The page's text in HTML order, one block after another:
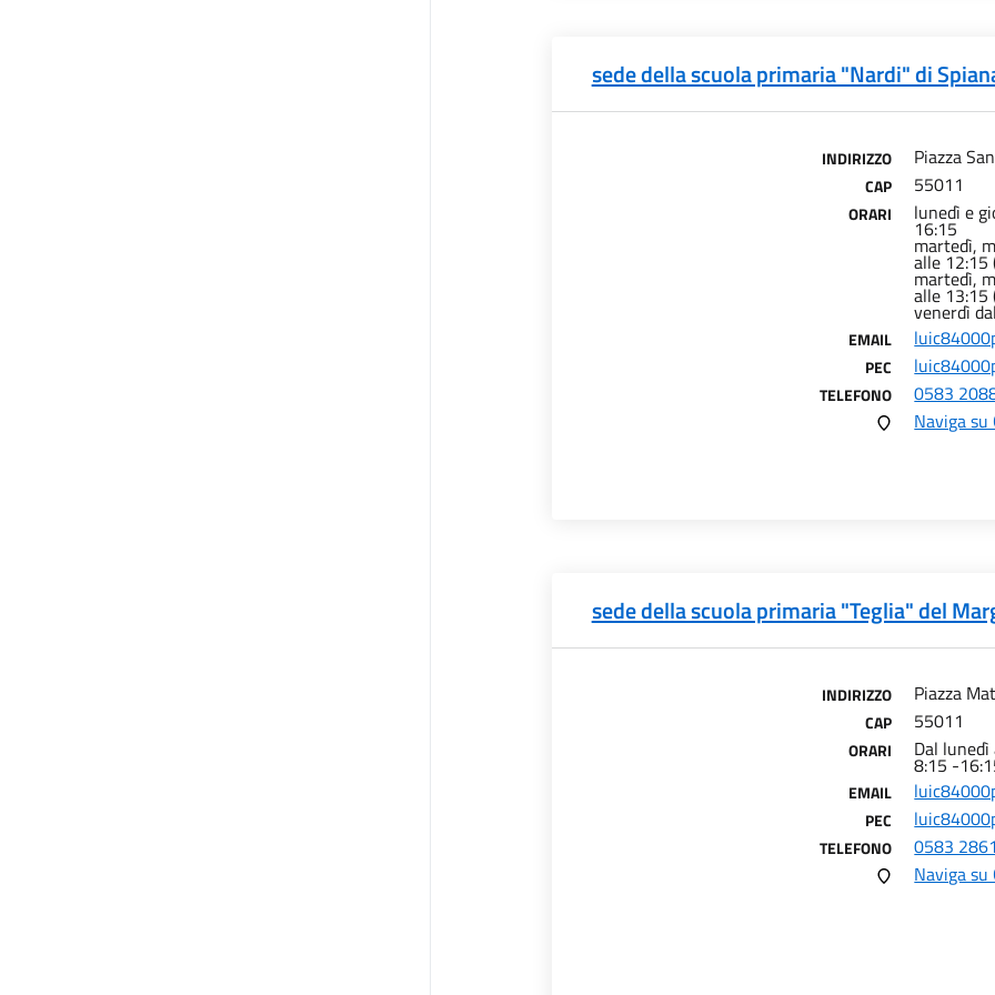
sede della scuola primaria "Nardi" di
INDIRIZZO Piazza
CAP 55011
ORARI lunedì e
16:15
martedì,
alle 12:15
martedì,
alle 13:15
venerdì
EMAIL
PEC
TELEFONO
0583
Naviga su
sede della scuola primaria "Teglia" del
INDIRIZZO Piazza
CAP 55011
ORARI Dal
8:15 -
EMAIL
PEC
TELEFONO
0583
Naviga su